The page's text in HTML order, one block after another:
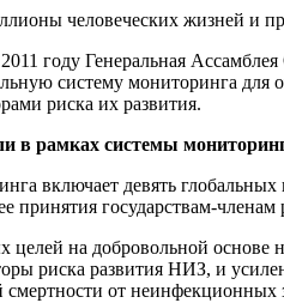
человеческих жизней и
2011 году Генеральная
систему мониторинга
риска их развития.
в рамках системы
включает девять
принятия государствам-
целей на добровольной
риска развития НИЗ, и
от неинфекционных